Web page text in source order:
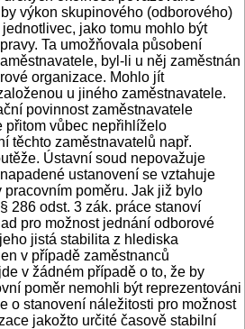
výkon skupinového (odborového)
jako tomu mohlo být
Ta umožňovala působení
byl-li u něj zaměstnán
organizace. Mohlo jít
u jiného zaměstnavatele.
povinnost zaměstnavatele
přitom vůbec nepřihlíželo
těchto zaměstnavatelů např.
Ústavní soud nepovažuje
ustanovení se vztahuje
pracovním poměru. Jak již bylo
286 odst. 3 zák. práce stanoví
pro možnost jednání odborové
jistá stabilita z hlediska
v případě zaměstnanců
v žádném případě o to, že by
poměr nemohli být reprezentováni
o stanovení náležitosti pro možnost
jakožto určité časově stabilní